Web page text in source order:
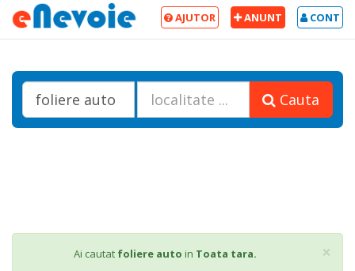
CONT
ANUNT
AJUTOR
Cauta
×
Ai cautat foliere auto in Toata tara.